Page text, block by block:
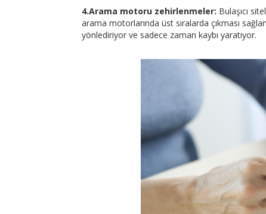
4.Arama motoru zehirlenmeler: Bulaşıcı
arama motorlarında üst sıralarda çıkması
yönlediriyor ve sadece zaman kaybı yaratıyor.